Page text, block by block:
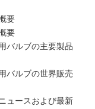
要
要
バルブの主要製品
バルブの世界販売
ュースおよび最新